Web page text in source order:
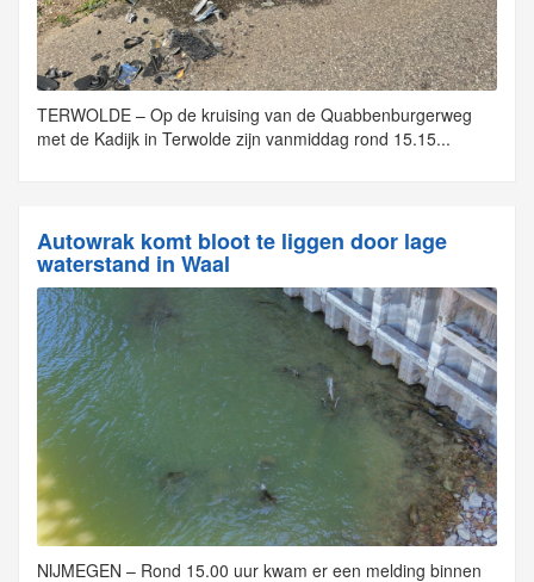
TERWOLDE – Op de kruising van de Quabbenburgerweg
met de Kadijk in Terwolde zijn vanmiddag rond 15.15...
Autowrak komt bloot te liggen door lage
waterstand in Waal
NIJMEGEN – Rond 15.00 uur kwam er een melding binnen